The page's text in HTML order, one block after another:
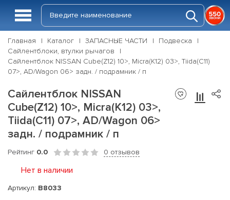
Главная Каталог ЗАПАСНЫЕ ЧАСТИ
Подвеска
Сайлентблоки, втулки рычагов
Сайлентблок NISSAN Cube(Z12) 10>, Micra(K12) 03>, Tiida(C11)
07>, AD/Wagon 06> задн. / подрамник / п
Сайлентблок NISSAN
Cube(Z12) 10>, Micra(K12) 03>,
Tiida(C11) 07>, AD/Wagon 06>
задн. / подрамник / п
Рейтинг 0.0 0 отзывов
Нет в наличии
Артикул: B8033